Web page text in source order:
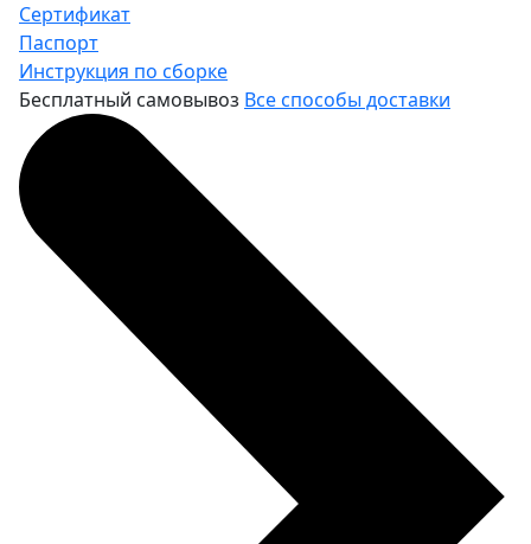
Сертификат
Паспорт
Инструкция по сборке
Бесплатный самовывоз Все способы доставки